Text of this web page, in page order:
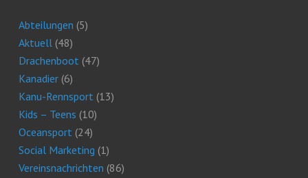
Abteilungen (5)
Aktuell(48)
Drachenboot(47)
Kanadier(6)
Kanu-Rennsport(13)
Kids – Teens (10)
Oceansport(24)
Social Marketing (1)
Vereinsnachrichten (86)